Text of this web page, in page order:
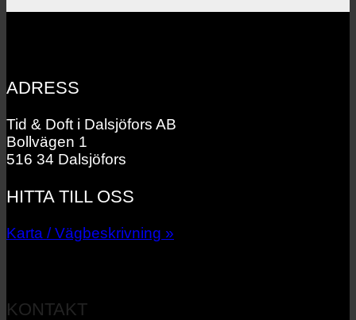
ADRESS
Tid & Doft i Dalsjöfors AB
Bollvägen 1
516 34 Dalsjöfors
HITTA TILL OSS
Karta / Vägbeskrivning »
KONTAKT